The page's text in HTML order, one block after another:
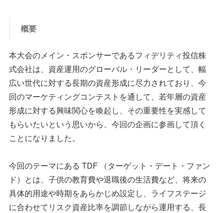
概要
本大会のメイン・スポンサーであるフィデリティ投信株
式会社は、資産運用のグローバル・リーダーとして、幅
広い世代に対する長期の資産形成に尽力されており、今
回のマーケティングコンテストを通して、若年層の資産
形成に対する興味関心を喚起し、その重要性を実感して
もらいたいという思いから、今回の企画に参画して頂く
ことになりました。
今回のテーマにある TDF （ターゲット・デート・ファン
ド）とは、子供の教育費や退職後の生活費など、将来の
具体的用途や時期をあらかじめ設定し、ライフステージ
に合わせてリスク資産比率を調節しながら運用する、長